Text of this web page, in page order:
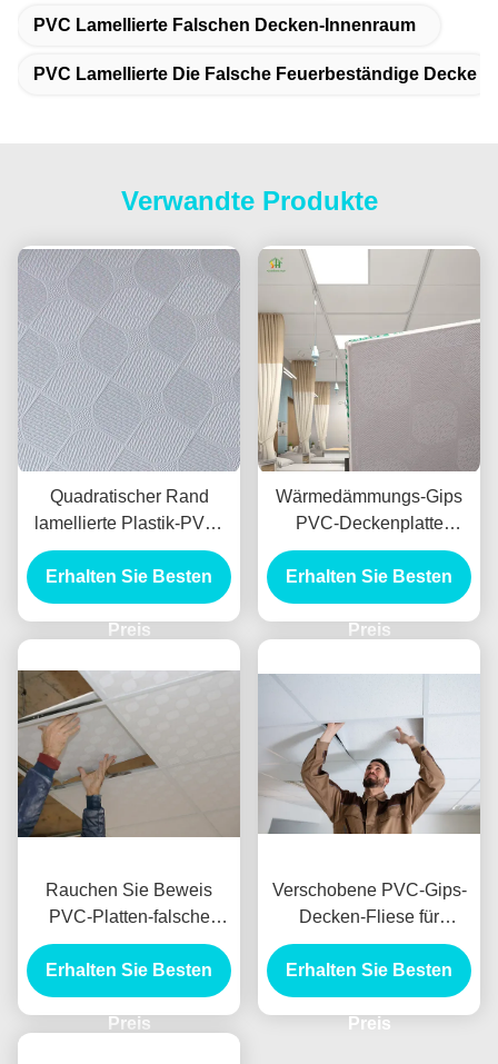
PVC Lamellierte Falschen Decken-Innenraum
PVC Lamellierte Die Falsche Feuerbeständige Decke
Verwandte Produkte
Quadratischer Rand
lamellierte Plastik-PVC-
Gips-Decke,
schalldichtes PVC
Decken-Fliesen
Erhalten Sie Besten
Preis
Wärmedämmungs-Gips
PVC-Deckenplatte
schalldichte 600x600mm
Erhalten Sie Besten
Preis
Rauchen Sie Beweis
PVC-Platten-falsche
Decke für Innendecken-
Dekoration
Erhalten Sie Besten
Preis
Verschobene PVC-Gips-
Decken-Fliese für
Technik-Dekoration
600x600mm
Erhalten Sie Besten
Preis